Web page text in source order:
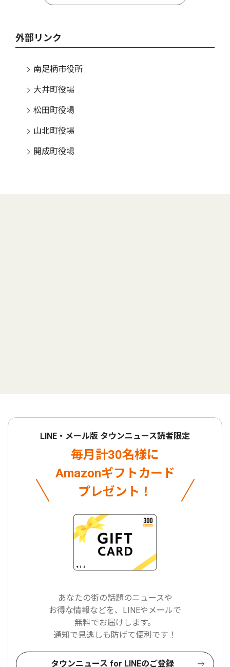
外部リンク
南足柄市役所
大井町役場
松田町役場
山北町役場
開成町役場
LINE・メール版 タウンニュース読者限定
毎月計30名様に
Amazonギフトカード
プレゼント！
あなたの街の話題のニュースや
お得な情報などを、LINEやメールで
無料でお届けします。
通知で見逃しも防げて便利です！
タウンニュース for LINEのご登録